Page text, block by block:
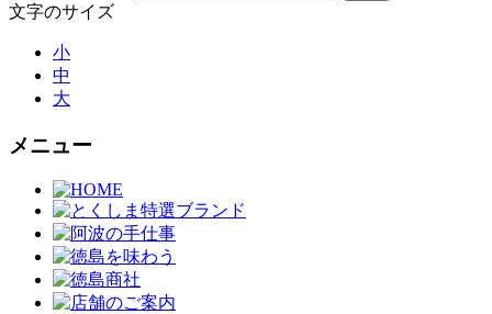
文字のサイズ
小
中
大
メニュー